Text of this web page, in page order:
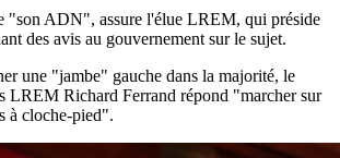
"son ADN", assure l'élue LREM, qui préside
des avis au gouvernement sur le sujet.
une "jambe" gauche dans la majorité, le
LREM Richard Ferrand répond "marcher sur
à cloche-pied".